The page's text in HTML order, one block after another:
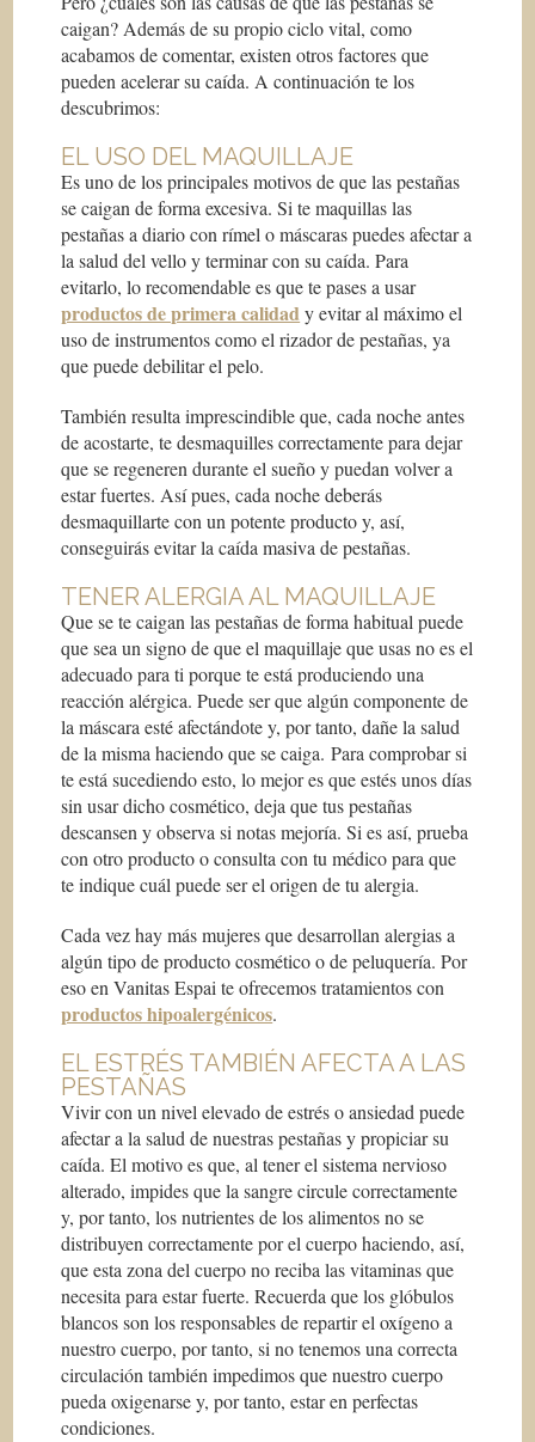
caigan? Además de su propio ciclo vital, como
acabamos de comentar, existen otros factores que
pueden acelerar su caída. A continuación te los
descubrimos:
EL USO DEL MAQUILLAJE
Es uno de los principales motivos de que las pestañas
se caigan de forma excesiva. Si te maquillas las
pestañas a diario con rímel o máscaras puedes afectar a
la salud del vello y terminar con su caída. Para
evitarlo, lo recomendable es que te pases a usar
productos de primera calidady evitar al máximo el
uso de instrumentos como el rizador de pestañas, ya
que puede debilitar el pelo.
También resulta imprescindible que, cada noche antes
de acostarte, te desmaquilles correctamente para dejar
que se regeneren durante el sueño y puedan volver a
estar fuertes. Así pues, cada noche deberás
desmaquillarte con un potente producto y, así,
conseguirás evitar la caída masiva de pestañas.
TENER ALERGIA AL MAQUILLAJE
Que se te caigan las pestañas de forma habitual puede
que sea un signo de que el maquillaje que usas no es el
adecuado para ti porque te está produciendo una
reacción alérgica. Puede ser que algún componente de
la máscara esté afectándote y, por tanto, dañe la salud
de la misma haciendo que se caiga. Para comprobar si
te está sucediendo esto, lo mejor es que estés unos días
sin usar dicho cosmético, deja que tus pestañas
descansen y observa si notas mejoría. Si es así, prueba
con otro producto o consulta con tu médico para que
te indique cuál puede ser el origen de tu alergia.
Cada vez hay más mujeres que desarrollan alergias a
algún tipo de producto cosmético o de peluquería. Por
eso en Vanitas Espai te ofrecemos tratamientos con
productos hipoalergénicos.
EL ESTRÉS TAMBIÉN AFECTA A LAS
PESTAÑAS
Vivir con un nivel elevado de estrés o ansiedad puede
afectar a la salud de nuestras pestañas y propiciar su
caída. El motivo es que, al tener el sistema nervioso
alterado, impides que la sangre circule correctamente
y, por tanto, los nutrientes de los alimentos no se
distribuyen correctamente por el cuerpo haciendo, así,
que esta zona del cuerpo no reciba las vitaminas que
necesita para estar fuerte. Recuerda que los glóbulos
blancos son los responsables de repartir el oxígeno a
nuestro cuerpo, por tanto, si no tenemos una correcta
circulación también impedimos que nuestro cuerpo
pueda oxigenarse y, por tanto, estar en perfectas
condiciones.